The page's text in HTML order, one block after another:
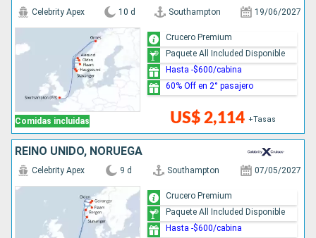
Comidas incluidas
Celebrity Apex 10 d Southampton 19/06/2027
US$ 2,114 +Tasas
Crucero Premium
Paquete All Included Disponible
Hasta -$600/cabina
60% Off en 2° pasajero
REINO UNIDO, NORUEGA
Celebrity Apex 9 d Southampton 07/05/2027
Crucero Premium
Paquete All Included Disponible
Hasta -$600/cabina